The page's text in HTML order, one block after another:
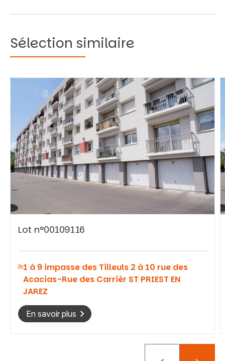
Rechercher
Sélection similaire
Lot n°00109116
1 à 9 impasse des Tilleuls 2 à 10 rue des
Acacias-Rue des Carrièr ST PRIEST EN
JAREZ
En savoir plus